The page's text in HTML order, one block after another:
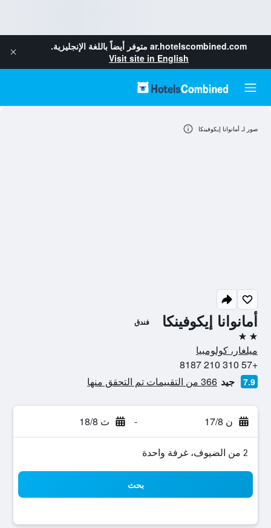
ar.hotelscombined.com متوفر أيضاً باللغة الإنجليزية.
Visit site in English
أمانوانا إيكوفينكا فندق
2 نجمتين
ميلغار، كولومبيا
+57 310 210 8187
7.9 جيد 366 من التقييمات تم التحقق منها
ن 17/8 - ث 18/8
2 من الضيوف، غرفة واحدة
بحث
صور لـ أمانوانا إيكوفينكا